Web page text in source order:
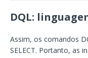
DQL:
Assim, os comandos
SELECT. Portanto, as